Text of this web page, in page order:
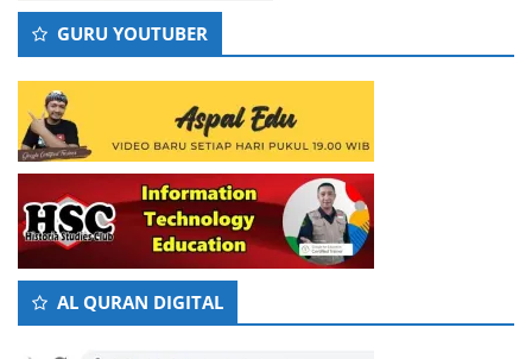
GURU YOUTUBER
AL QURAN DIGITAL